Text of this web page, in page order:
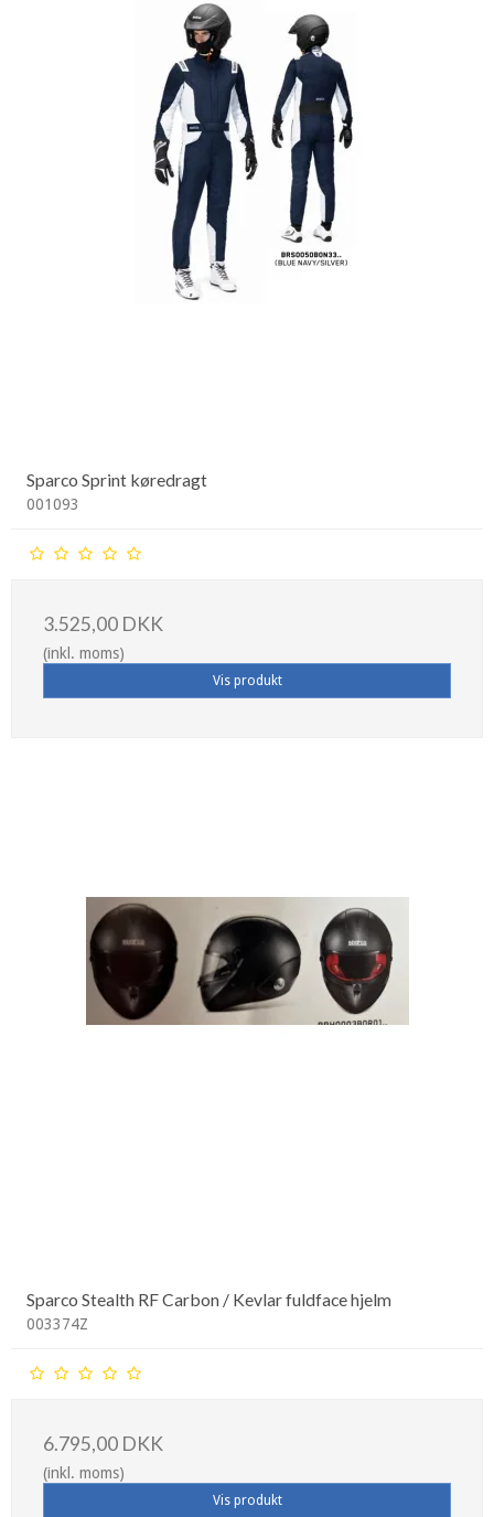
Sparco Sprint køredragt
001093
3.525,00 DKK
(inkl. moms)
Vis produkt
Sparco Stealth RF Carbon / Kevlar fuldface hjelm
003374Z
6.795,00 DKK
(inkl. moms)
Vis produkt